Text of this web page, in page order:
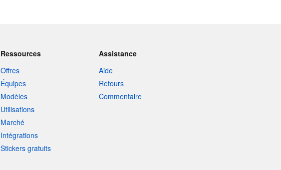
Ressources
Offres
Équipes
Modèles
Utilisations
Marché
Intégrations
Stickers gratuits
Assistance
Aide
Retours
Commentaire